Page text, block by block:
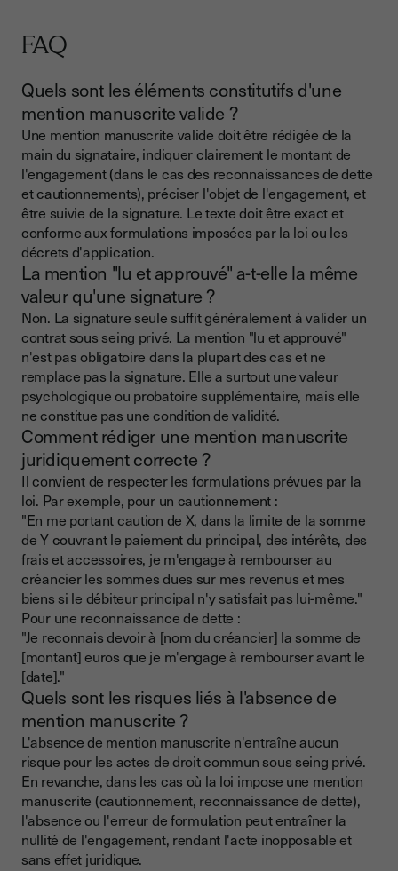
FAQ
Quels sont les éléments constitutifs d'une
mention manuscrite valide ?
Une mention manuscrite valide doit être rédigée de la
main du signataire, indiquer clairement le montant de
l'engagement (dans le cas des reconnaissances de dette
et cautionnements), préciser l'objet de l'engagement, et
être suivie de la signature. Le texte doit être exact et
conforme aux formulations imposées par la loi ou les
décrets d'application.
La mention "lu et approuvé" a-t-elle la même
valeur qu'une signature ?
Non. La signature seule suffit généralement à valider un
contrat sous seing privé. La mention "lu et approuvé"
n'est pas obligatoire dans la plupart des cas et ne
remplace pas la signature. Elle a surtout une valeur
psychologique ou probatoire supplémentaire, mais elle
ne constitue pas une condition de validité.
Comment rédiger une mention manuscrite
juridiquement correcte ?
Il convient de respecter les formulations prévues par la
loi. Par exemple, pour un cautionnement :
"En me portant caution de X, dans la limite de la somme
de Y couvrant le paiement du principal, des intérêts, des
frais et accessoires, je m'engage à rembourser au
créancier les sommes dues sur mes revenus et mes
biens si le débiteur principal n'y satisfait pas lui-même."
Pour une reconnaissance de dette :
"Je reconnais devoir à [nom du créancier] la somme de
[montant] euros que je m'engage à rembourser avant le
[date]."
Quels sont les risques liés à l'absence de
mention manuscrite ?
L'absence de mention manuscrite n'entraîne aucun
risque pour les actes de droit commun sous seing privé.
En revanche, dans les cas où la loi impose une mention
manuscrite (cautionnement, reconnaissance de dette),
l'absence ou l'erreur de formulation peut entraîner la
nullité de l'engagement, rendant l'acte inopposable et
sans effet juridique.